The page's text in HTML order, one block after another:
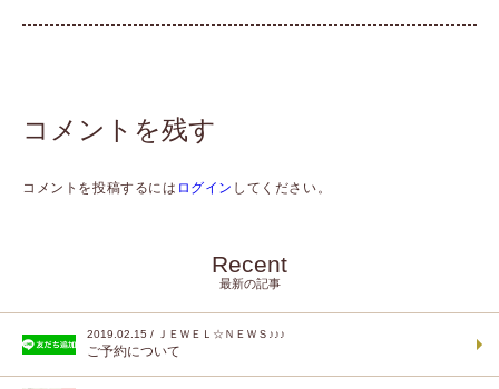
コメントを残す
コメントを投稿するには ログイン してください。
Recent
最新の記事
2019.02.15 / ＪＥＷＥＬ☆ＮＥＷＳ♪♪♪
ご予約について